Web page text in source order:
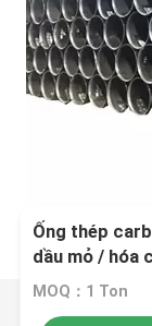
Ống thép
dầu mỏ / hóa
MOQ：1 Ton